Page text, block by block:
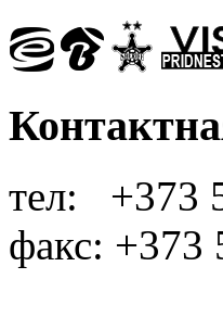
тел: +373
факс: +373